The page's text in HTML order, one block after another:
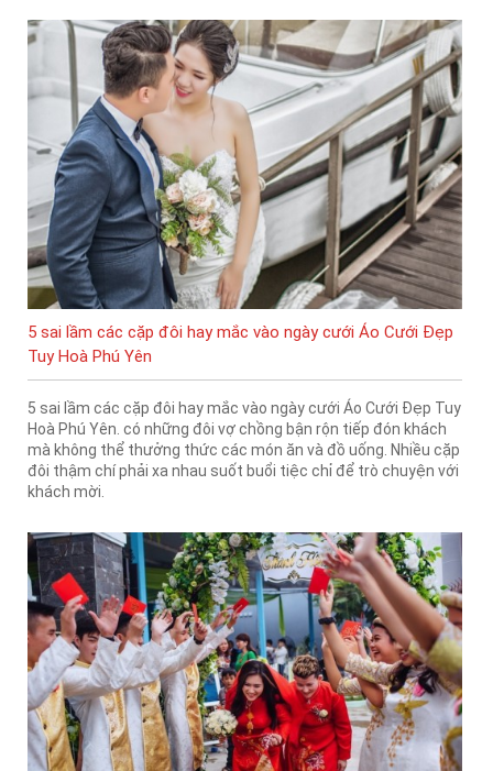
5 sai lầm các cặp đôi hay mắc vào ngày cưới Áo Cưới Đẹp
Tuy Hoà Phú Yên
5 sai lầm các cặp đôi hay mắc vào ngày cưới Áo Cưới Đẹp Tuy
Hoà Phú Yên. có những đôi vợ chồng bận rộn tiếp đón khách
mà không thể thưởng thức các món ăn và đồ uống. Nhiều cặp
đôi thậm chí phải xa nhau suốt buổi tiệc chỉ để trò chuyện với
khách mời.